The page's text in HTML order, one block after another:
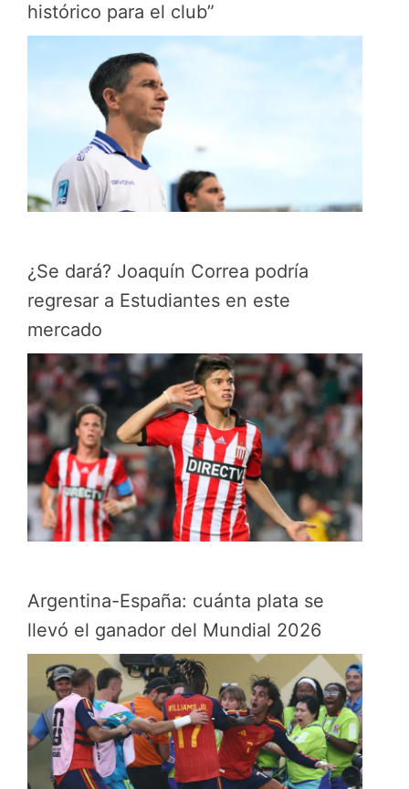
histórico para el club”
¿Se dará? Joaquín Correa podría
regresar a Estudiantes en este
mercado
Argentina-España: cuánta plata se
llevó el ganador del Mundial 2026